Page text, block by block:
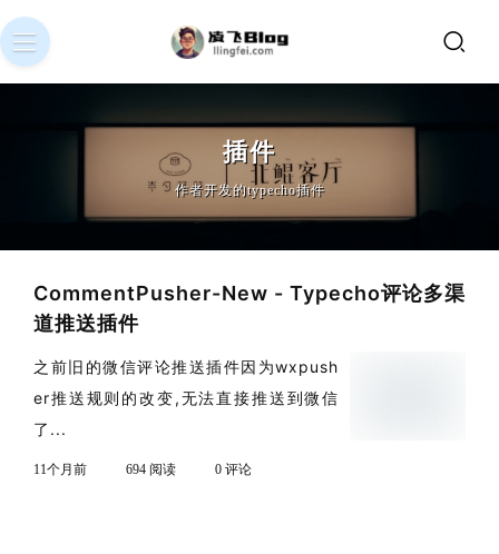
插件
作者开发的typecho插件
CommentPusher-New - Typecho评论多渠
道推送插件
之前旧的微信评论推送插件因为wxpush
er推送规则的改变,无法直接推送到微信
了...
11个月前 694 阅读 0 评论